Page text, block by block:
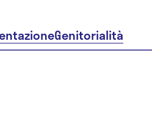
Genitorialità